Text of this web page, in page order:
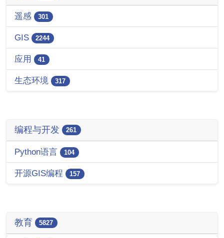
遥感 301
GIS 2244
应用 41
生态环境 317
编程与开发 261
Python语言 104
开源GIS编程 157
教育 5827